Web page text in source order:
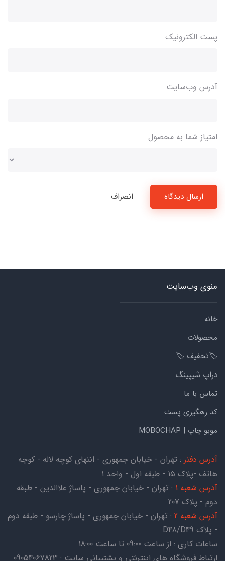
پست الکترونیک
آدرس وب‌سایت
امتیاز شما به محصول
ارسال دیدگاه انصراف
منوی وب‌سایت
خانه
محصولات
🏷️تخفیف 🏷️
دراپ شیپینگ
تماس با ما
کد رهگیری پست
موبو چاپ | MOBOCHAP
آدرس دفتر : تهران - خیابان جمهوری - انتهای کوچه لاله - کوچه
هاتف -پلاک ۱۵ - طبقه اول - واحد ۱
آدرس شعبه 1
: تهران - خیابان جمهوری - پاساژ علاالدین - طبقه
دوم - پلاک 207
آدرس شعبه 2
: تهران - خیابان جمهوری - پاساژ چارسو - طبقه دوم
- پلاک D48/D49
ساعات کاری : از ساعت 09:00 تا ساعت 18:00
ارتباط فروشگاه های اینترنتی و پشتیبانی سایت : 09054067823